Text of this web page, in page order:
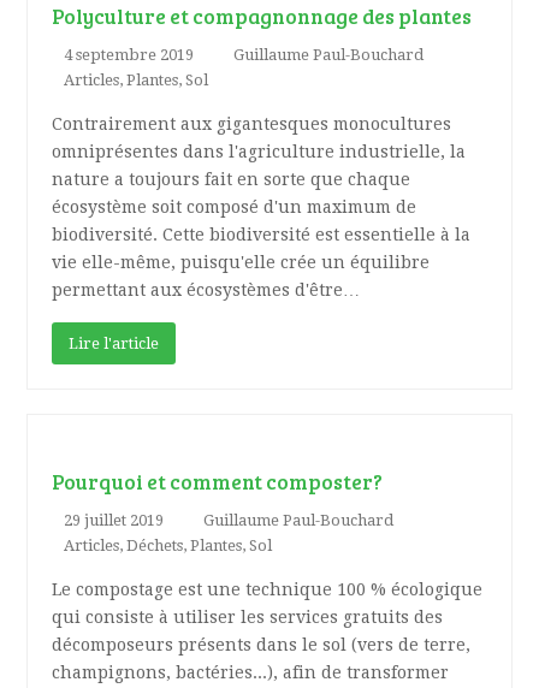
Polyculture et compagnonnage des plantes
4 septembre 2019
Guillaume Paul-Bouchard
Articles,Plantes,Sol
Contrairement aux gigantesques monocultures
omniprésentes dans l'agriculture industrielle, la
nature a toujours fait en sorte que chaque
écosystème soit composé d'un maximum de
biodiversité. Cette biodiversité est essentielle à la
vie elle-même, puisqu'elle crée un équilibre
permettant aux écosystèmes d'être…
Lire l'article
Pourquoi et comment composter?
29 juillet 2019
Guillaume Paul-Bouchard
Articles,Déchets,Plantes,Sol
Le compostage est une technique 100 % écologique
qui consiste à utiliser les services gratuits des
décomposeurs présents dans le sol (vers de terre,
champignons, bactéries...), afin de transformer